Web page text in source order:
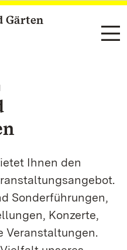
Gärten
Ihnen den
Sonderführungen,
Konzerte,
Veranstaltungen.